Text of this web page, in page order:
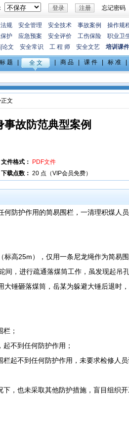
忘记密码
规 安全管理 安全技术 事故案例 操作规
护 应急预案 安全评价 工伤保险 职业卫
论文 安全常识 工 程 师 安全文艺 培训课件
文
故防范典型案例
文件格式： PDF文件
下载点数： 20 点（VIP会员免费）
防护作用的简易围栏，一清理积煤人
高25m），仅用一条尼龙绳作为简易
间，进行疏通落煤筒工作，虽发现起吊
锤砸落煤筒，岳某为躲避大锤后退时
；
不到任何防护作用；
起不到任何防护作用，未要求检修人
，也未采取其他防护措施，盲目组织开